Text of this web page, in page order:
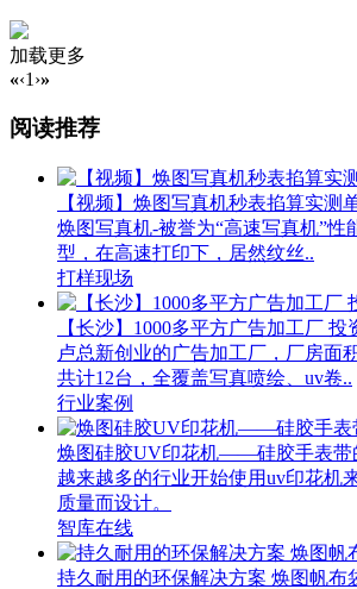
加载更多
«‹1›»
阅读推荐
【视频】焕图写真机秒表掐算实测
焕图写真机-被誉为“高速写真机”
型，在高速打印下，居然纹丝..
打样现场
【长沙】1000多平方广告加工厂
卢总新创业的广告加工厂，厂房面
共计12台，全覆盖写真喷绘、uv卷..
行业案例
焕图硅胶UV印花机——硅胶手表带
越来越多的行业开始使用uv印花机
质量而设计。
智库在线
持久耐用的环保解决方案 焕图帆布